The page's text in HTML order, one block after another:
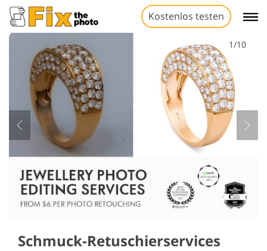
Kostenlos testen
1/10
Schmuck-Retuschierservices